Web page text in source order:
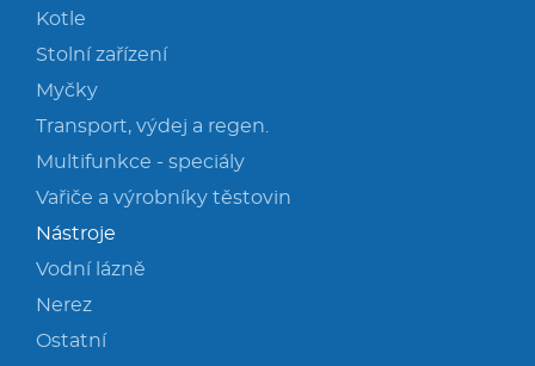
Kotle
Stolní zařízení
Myčky
Transport, výdej a regen.
Multifunkce - speciály
Vařiče a výrobníky těstovin
Nástroje
Vodní lázně
Nerez
Ostatní